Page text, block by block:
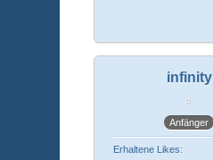
infinity
Anfänger
Erhaltene Likes